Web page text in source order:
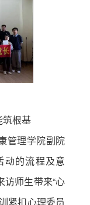
筑根基
管理学院副院
动的流程及意
师生带来“心
紧扣心理委员